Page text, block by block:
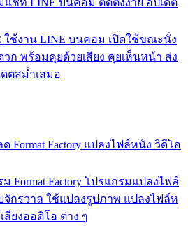
แชท LINE บนคอม ติดตั้งง่าย อัปเดต
ใช้งาน LINE บนคอม เปิดใช้ขณะนั่ง
ก พร้อมคุยด้วยเสียง คุยเห็นหน้า ส่ง
ตสม่ำเสมอ
ด Format Factory แปลงไฟล์หนัง วิดีโอ
Format Factory โปรแกรมแปลงไฟล์
จักรวาล ใช้แปลงรูปภาพ แปลงไฟล์ห
สียงออดิโอ ต่าง ๆ